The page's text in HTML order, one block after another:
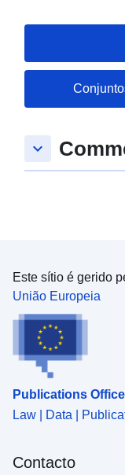
keyboard_arrow_down
Este sítio é gerido
União Europeia
Publications
Law | Data |
Contacto